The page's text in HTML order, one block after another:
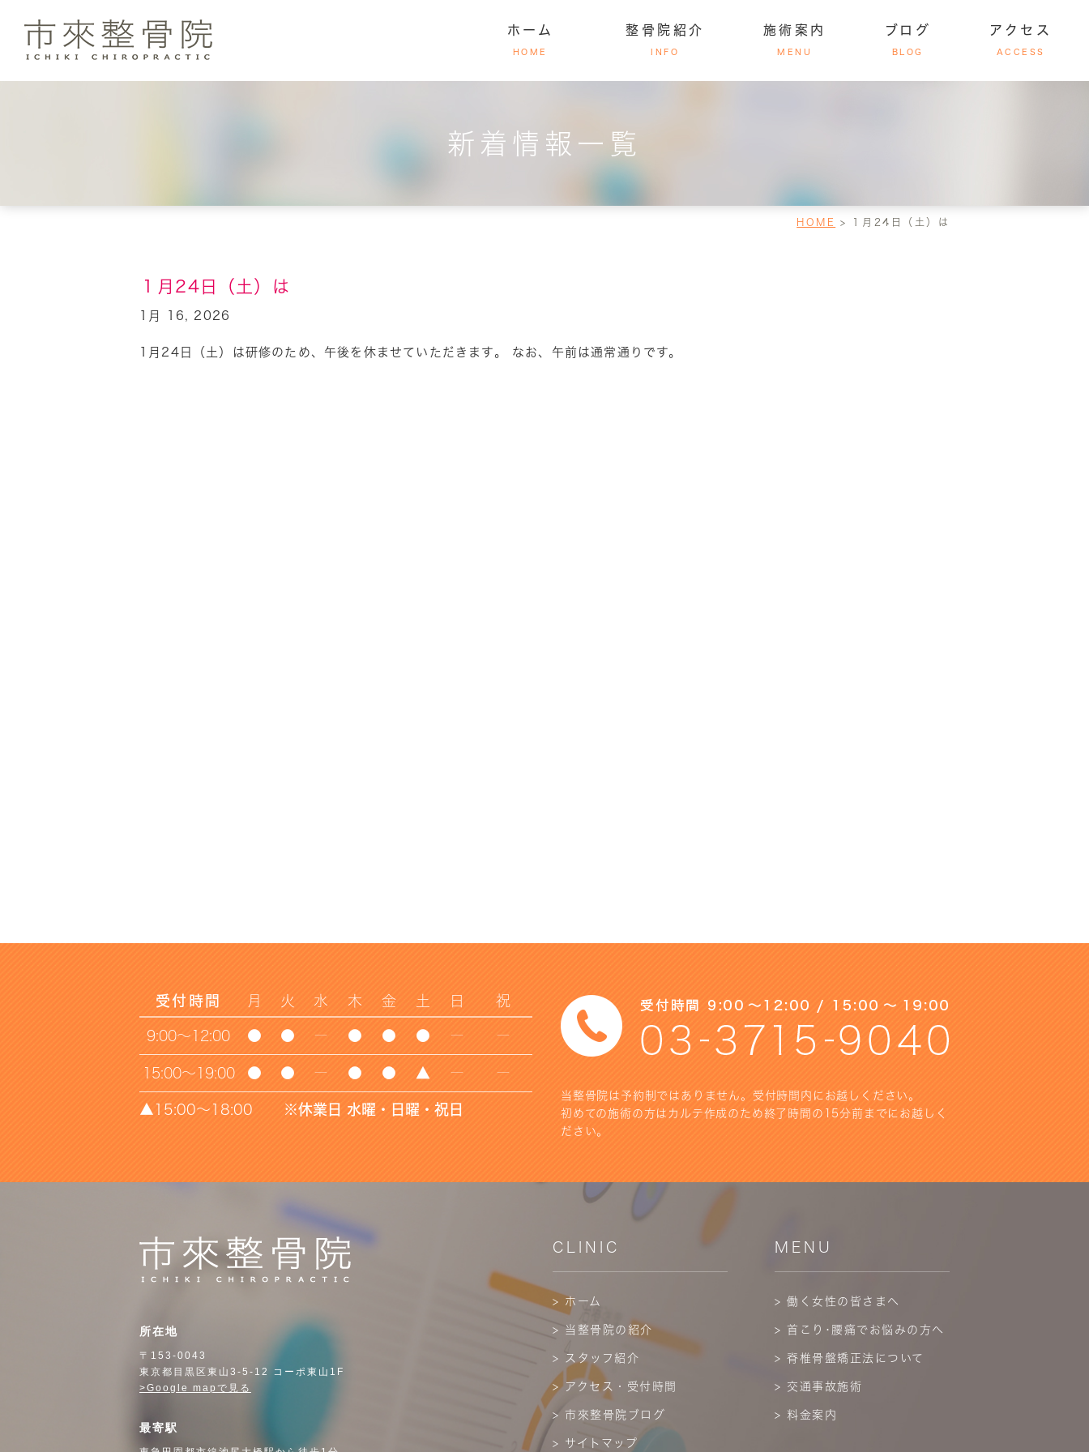
ホーム
HOME
整骨院紹介
INFO
院長紹介 副院長紹介
施術案内
MENU
首こり・腰痛でお悩みの方 脊椎骨盤矯正法について
ブログ
BLOG
アクセス
ACCESS
新着情報一覧
HOME １月24日（土）は
１月24日（土）は
1月 16, 2026
1月24日（土）は研修のため、午後を休ませていただきます。 なお、午前は通常通りです。
受付時間 月 火 水 木 金 土 日 祝
9:00～12:00 ● ● ー ● ● ● ー ー
15:00～19:00 ● ● ー ● ● ▲ ー ー
▲15:00～18:00 ※休業日 水曜・日曜・祝日
当整骨院は予約制ではありません。受付時間内にお越しください。
初めての施術の方はカルテ作成のため終了時間の15分前までにお越しく
ださい。
所在地
〒153-0043
東京都目黒区東山3-5-12 コーポ東山1F
>Google mapで見る
最寄駅
CLINIC
> ホーム
> 当整骨院の紹介
> スタッフ紹介
> アクセス・受付時間
> 市來整骨院ブログ
> サイトマップ
MENU
> 働く女性の皆さまへ
> 首こり･腰痛でお悩みの方へ
> 脊椎骨盤矯正法について
> 交通事故施術
> 料金案内